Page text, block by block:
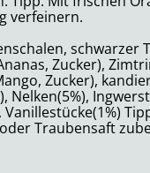
verfeinern.
schwarzer
Zucker),
Zucker),
Nelken(5%),
Traubensaft